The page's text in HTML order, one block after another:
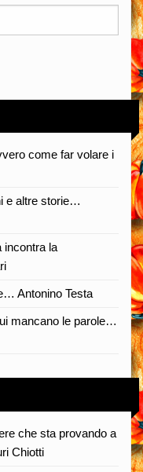
come far volare i
e altre storie…
incontra la
Antonino Testa
mancano le parole…
che sta provando a
Chiotti